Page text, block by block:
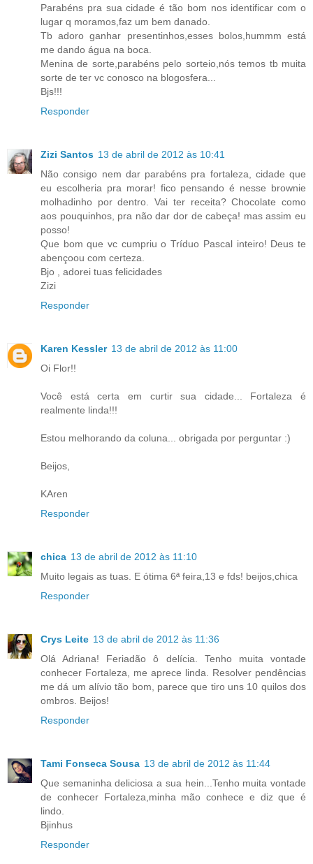
Parabéns pra sua cidade é tão bom nos identificar com o
lugar q moramos,faz um bem danado.
Tb adoro ganhar presentinhos,esses bolos,hummm está
me dando água na boca.
Menina de sorte,parabéns pelo sorteio,nós temos tb muita
sorte de ter vc conosco na blogosfera...
Bjs!!!
Responder
Zizi Santos 13 de abril de 2012 às 10:41
Não consigo nem dar parabéns pra fortaleza, cidade que
eu escolheria pra morar! fico pensando é nesse brownie
molhadinho por dentro. Vai ter receita? Chocolate como
aos pouquinhos, pra não dar dor de cabeça! mas assim eu
posso!
Que bom que vc cumpriu o Tríduo Pascal inteiro! Deus te
abençoou com certeza.
Bjo , adorei tuas felicidades
Zizi
Responder
Karen Kessler 13 de abril de 2012 às 11:00
Oi Flor!!
Você está certa em curtir sua cidade... Fortaleza é
realmente linda!!!
Estou melhorando da coluna... obrigada por perguntar :)
Beijos,
KAren
Responder
chica 13 de abril de 2012 às 11:10
Muito legais as tuas. E ótima 6ª feira,13 e fds! beijos,chica
Responder
Crys Leite 13 de abril de 2012 às 11:36
Olá Adriana! Feriadão ô delícia. Tenho muita vontade
conhecer Fortaleza, me aprece linda. Resolver pendências
me dá um alívio tão bom, parece que tiro uns 10 quilos dos
ombros. Beijos!
Responder
Tami Fonseca Sousa 13 de abril de 2012 às 11:44
Que semaninha deliciosa a sua hein...Tenho muita vontade
de conhecer Fortaleza,minha mão conhece e diz que é
lindo.
Bjinhus
Responder